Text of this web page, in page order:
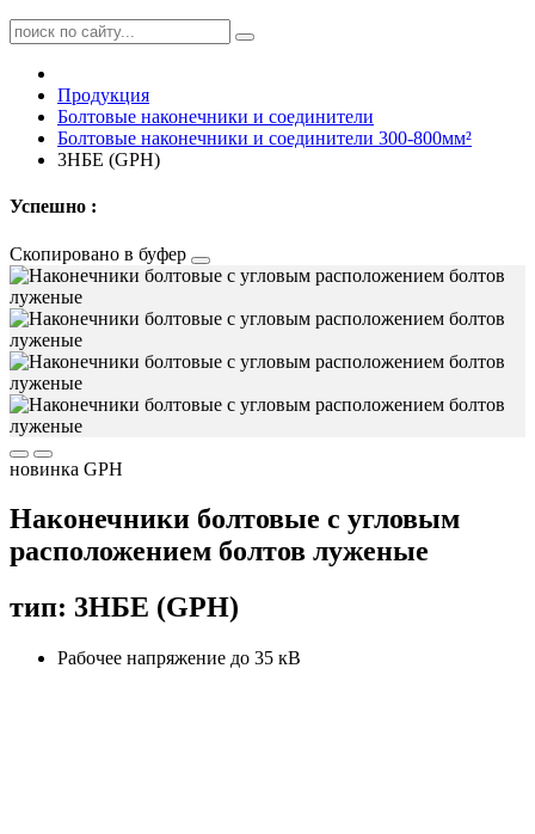
Продукция
Болтовые наконечники и соединители
Болтовые наконечники и соединители 300-800мм²
3НБЕ (GPH)
Успешно :
Скопировано в буфер
новинка GPH
Наконечники болтовые с угловым
расположением болтов луженые
тип: 3НБЕ (GPH)
Рабочее напряжение до 35 кВ